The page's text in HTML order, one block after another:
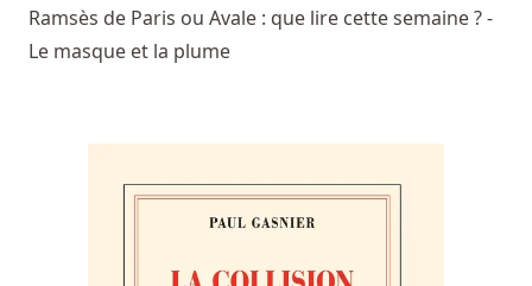
Ramsès de Paris ou Avale : que lire cette semaine ? -
Le masque et la plume